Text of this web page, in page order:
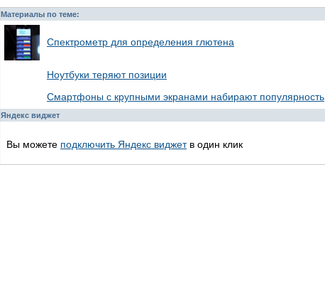
Материалы по теме:
Спектрометр для определения глютена
Ноутбуки теряют позиции
Смартфоны с крупными экранами набирают популярность
Яндекс виджет
Вы можете подключить Яндекс виджетв один клик